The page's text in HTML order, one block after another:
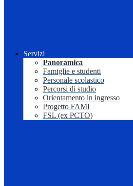
Servizi
Panoramica
Famiglie e studenti
Personale scolastico
Percorsi di studio
Orientamento in ingresso
Progetto FAMI
FSL (ex PCTO)